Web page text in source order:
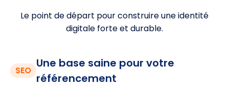
Le point de départ pour construire une identité
digitale forte et durable.
SEO
Une base saine pour votre
référencement